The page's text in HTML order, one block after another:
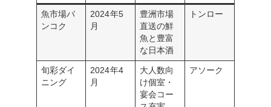
魚市場バ
ンコク
2024年5
月
豊洲市場
直送の鮮
魚と豊富
な日本酒
トンロー
旬彩ダイ
ニング
2024年4
月
大人数向
け個室・
宴会コー
アソーク